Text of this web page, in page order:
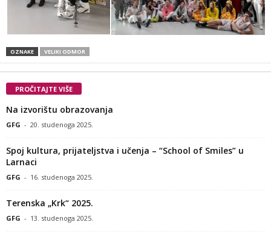
OZNAKE VELIKI ODMOR
PROČITAJTE VIŠE
Na izvorištu obrazovanja
GFG - 20. studenoga 2025.
Spoj kultura, prijateljstva i učenja – “School of Smiles” u
Larnaci
GFG - 16. studenoga 2025.
Terenska „Krk“ 2025.
GFG - 13. studenoga 2025.